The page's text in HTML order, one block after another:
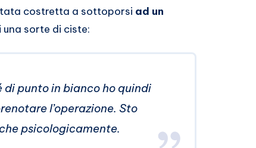
costretta a sottoporsi ad un
sorte di ciste:
di punto in bianco ho quindi
l’operazione. Sto
psicologicamente.